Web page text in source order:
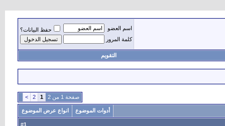
اسم العضو
حفظ البيانات؟
كلمة المرور
التقويم
صفحة 1 من 2 1
2
>
أدوات الموضوع انواع عرض الموضوع
1